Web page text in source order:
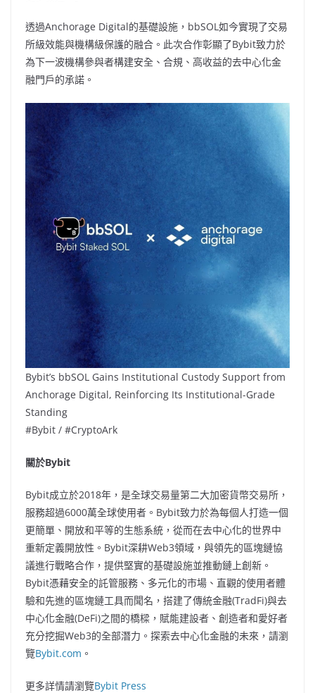
透過Anchorage Digital的基礎設施，bbSOL如今實現了交易
所級效能與機構級保護的融合。此次合作彰顯了Bybit致力於
為下一波機構參與者構建安全、合規、高收益的去中心化金
融門戶的承諾。
Bybit’s bbSOL Gains Institutional Custody Support from
Anchorage Digital, Reinforcing Its Institutional-Grade
Standing
#Bybit / #CryptoArk
關於Bybit
Bybit成立於2018年，是全球交易量第二大加密貨幣交易所，
服務超過6000萬全球使用者。Bybit致力於為每個人打造一個
更簡單、開放和平等的生態系統，從而在去中心化的世界中
重新定義開放性。Bybit深耕Web3領域，與領先的區塊鏈協
議進行戰略合作，提供堅實的基礎設施並推動鏈上創新。
Bybit憑藉安全的託管服務、多元化的市場、直觀的使用者體
驗和先進的區塊鏈工具而聞名，搭建了傳統金融(TradFi)與去
中心化金融(DeFi)之間的橋樑，賦能建設者、創造者和愛好者
充分挖掘Web3的全部潛力。探索去中心化金融的未來，請瀏
覽Bybit.com 。
更多詳情請瀏覽Bybit Press